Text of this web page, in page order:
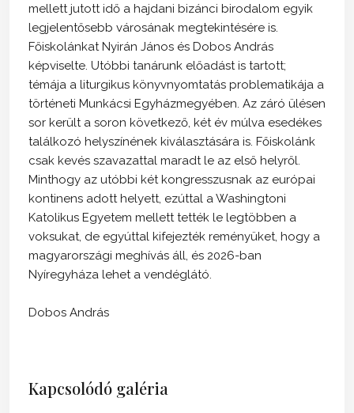
mellett jutott idő a hajdani bizánci birodalom egyik
legjelentősebb városának megtekintésére is.
Főiskolánkat Nyirán János és Dobos András
képviselte. Utóbbi tanárunk előadást is tartott;
témája a liturgikus könyvnyomtatás problematikája a
történeti Munkácsi Egyházmegyében. Az záró ülésen
sor került a soron következő, két év múlva esedékes
találkozó helyszínének kiválasztására is. Főiskolánk
csak kevés szavazattal maradt le az első helyről.
Minthogy az utóbbi két kongresszusnak az európai
kontinens adott helyett, ezúttal a Washingtoni
Katolikus Egyetem mellett tették le legtöbben a
voksukat, de egyúttal kifejezték reményüket, hogy a
magyarországi meghívás áll, és 2026-ban
Nyíregyháza lehet a vendéglátó.
Dobos András
Kapcsolódó galéria